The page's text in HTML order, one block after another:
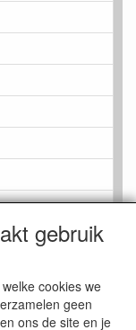
gebruik
cookies we
geen
ons de site en je